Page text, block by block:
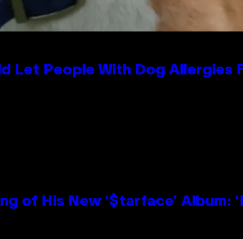
Let People With Dog Allergies
of His New ‘$tarface’ Album: